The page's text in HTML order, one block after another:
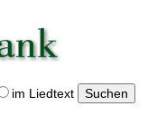
im Liedtext